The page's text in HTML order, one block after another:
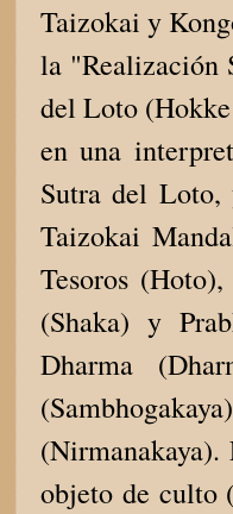
Taizokai y
la "Realización
del Loto
en una
Sutra del Loto,
Taizokai
Tesoros
(Shaka) y
Dharma
objeto de culto